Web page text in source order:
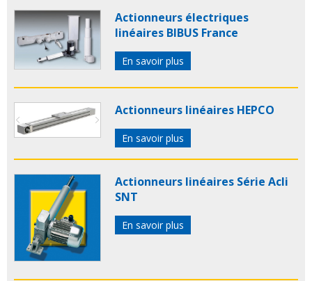
Actionneurs électriques
linéaires BIBUS France
En savoir plus
Actionneurs linéaires HEPCO
En savoir plus
Actionneurs linéaires Série Acli
SNT
En savoir plus